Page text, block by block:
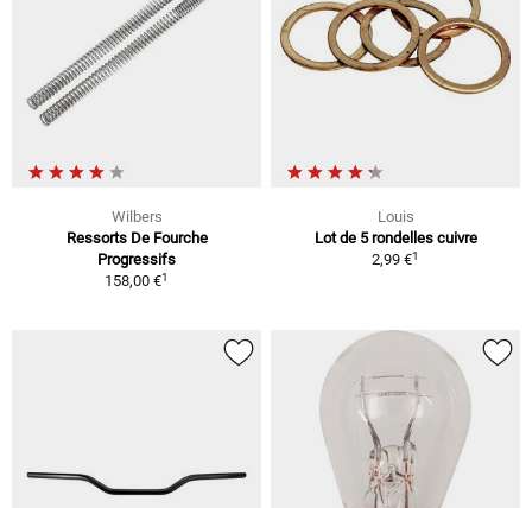
Wilbers
Ressorts De Fourche
Progressifs
158,00 €1
Louis
Lot de 5 rondelles cuivre
2,99 €1